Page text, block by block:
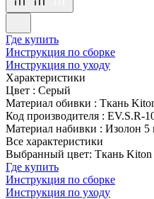
Где купить
Инструкция по сборке
Инструкция по уходу
Характеристики
Цвет : Серый
Материал обивки : Ткань
Код производителя : EV.S.R-
Материал набивки : Изолон 5
Все характеристики
Выбранный цвет: Ткань
Где купить
Инструкция по сборке
Инструкция по уходу